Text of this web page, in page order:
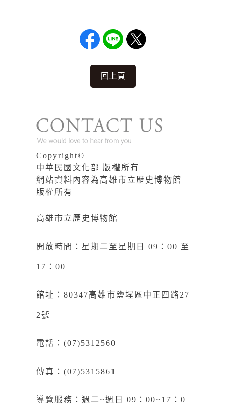
回上頁
Copyright©
中華民國文化部 版權所有
網站資料內容為高雄市立歷史博物館
版權所有
高雄市立歷史博物館
開放時間：星期二至星期日 09：00 至
17：00
館址：80347高雄市鹽埕區中正四路27
2號
電話：(07)5312560
傳真：(07)5315861
導覽服務：週二~週日 09：00~17：0